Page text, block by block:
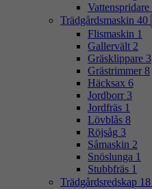
Vattenspridare
Trädgårdsmaskin 40
Flismaskin 1
Gallervält 2
Gräsklippare 3
Grästrimmer 8
Häcksax 6
Jordborr 3
Jordfräs 1
Lövblås 8
Röjsåg 3
Såmaskin 2
Snöslunga 1
Stubbfräs 1
Trädgårdsredskap 18